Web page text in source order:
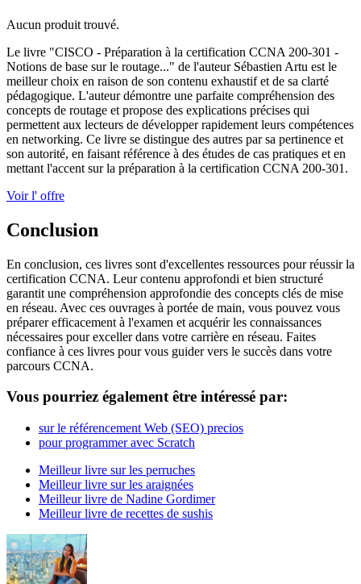
Aucun produit trouvé.
Le livre "CISCO - Préparation à la certification CCNA 200-301 -
Notions de base sur le routage..." de l'auteur Sébastien Artu est le
meilleur choix en raison de son contenu exhaustif et de sa clarté
pédagogique. L'auteur démontre une parfaite compréhension des
concepts de routage et propose des explications précises qui
permettent aux lecteurs de développer rapidement leurs compétences
en networking. Ce livre se distingue des autres par sa pertinence et
son autorité, en faisant référence à des études de cas pratiques et en
mettant l'accent sur la préparation à la certification CCNA 200-301.
Voir l' offre
Conclusion
En conclusion, ces livres sont d'excellentes ressources pour réussir la
certification CCNA. Leur contenu approfondi et bien structuré
garantit une compréhension approfondie des concepts clés de mise
en réseau. Avec ces ouvrages à portée de main, vous pouvez vous
préparer efficacement à l'examen et acquérir les connaissances
nécessaires pour exceller dans votre carrière en réseau. Faites
confiance à ces livres pour vous guider vers le succès dans votre
parcours CCNA.
Vous pourriez également être intéressé par:
sur le référencement Web (SEO) precios
pour programmer avec Scratch
Meilleur livre sur les perruches
Meilleur livre sur les araignées
Meilleur livre de Nadine Gordimer
Meilleur livre de recettes de sushis